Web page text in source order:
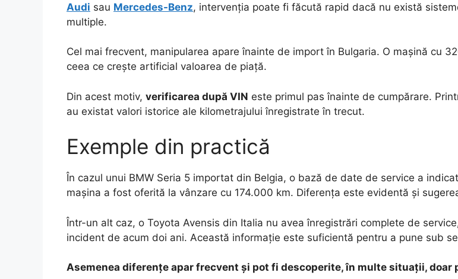
Audi sau Mercedes-Benz, intervenția poate fi făcută rapid dacă nu există
multiple.
Cel mai frecvent, manipularea apare înainte de import în Bulgaria. O mașină cu
ceea ce crește artificial valoarea de piață.
Din acest motiv, verificarea după VIN este primul pas înainte de cumpărare.
au existat valori istorice ale kilometrajului înregistrate în trecut.
Exemple din practică
În cazul unui BMW Seria 5 importat din Belgia, o bază de date de service a
mașina a fost oferită la vânzare cu 174.000 km. Diferența este evidentă și
Într-un alt caz, o Toyota Avensis din Italia nu avea înregistrări complete de
incident de acum doi ani. Această informație este suficientă pentru a pune sub
Asemenea diferențe apar frecvent și pot fi descoperite, în multe situații, doar